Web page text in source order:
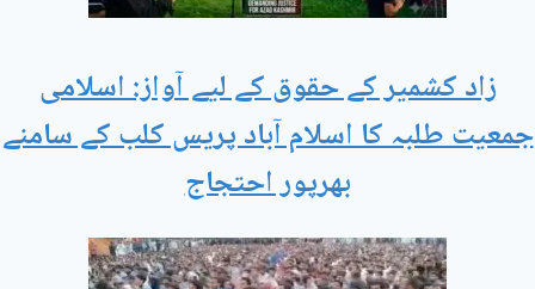
زاد کشمیر کے حقوق کے لیے آواز: اسلامی
جمعیت طلبہ کا اسلام آباد پریس کلب کے سامنے
بھرپور احتجاج